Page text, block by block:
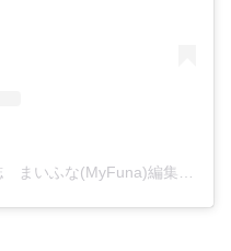
A post shared by 船橋のタウン誌 まいふな(MyFuna)編集部 (@myfunabashi)